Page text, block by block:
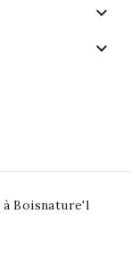


Boisnature'l